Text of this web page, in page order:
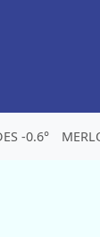
-0.6°